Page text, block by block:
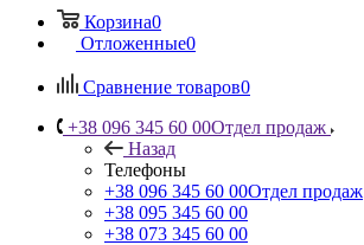
Корзина0
Отложенные0
Сравнение товаров0
+38 096 345 60 00Отдел продаж
Назад
Телефоны
+38 096 345 60 00Отдел продаж
+38 095 345 60 00
+38 073 345 60 00